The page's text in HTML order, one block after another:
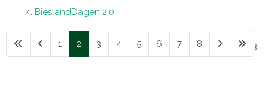
BieslandDagen 2.0
Pagina 2 van 8
1 2 3 4 5 6 7 8